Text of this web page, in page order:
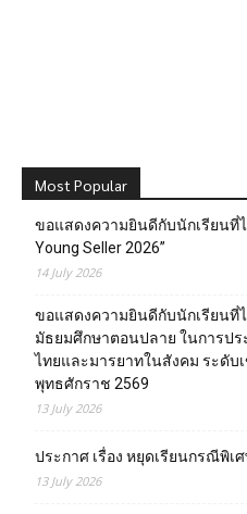
Most Popular
ขอแสดงความยินดีกับนักเรียนที่
Young Seller 2026”
14 July 2026
ขอแสดงความยินดีกับนักเรียนที่
มัธยมศึกษาตอนปลาย ในการป
ไทยและมารยาทในสังคม ระดับ
พุทธศักราช 2569
13 July 2026
ประกาศ เรื่อง หยุดเรียนกรณีพิเ
13 July 2026